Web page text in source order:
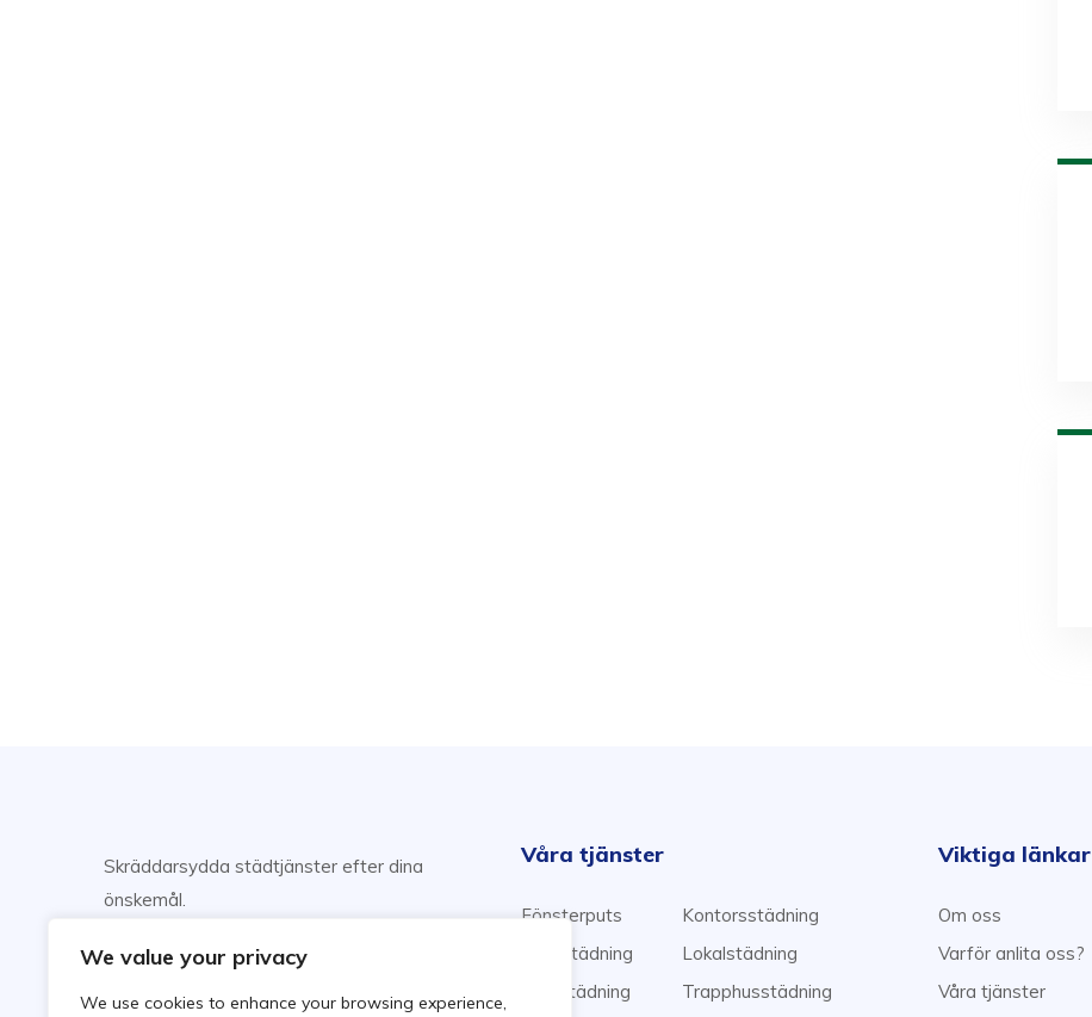
We value your privacy
We use cookies to enhance your browsing experience,
Skräddarsydda städtjänster efter dina
önskemål.
Njut av din fritid, vi sköter städning!
Våra tjänster
Fönsterputs
Hemstädning
Flyttstädning
Kontorsstädning
Lokalstädning
Trapphusstädning
Viktiga länkar
Om oss
Varför anlita oss?
Våra tjänster